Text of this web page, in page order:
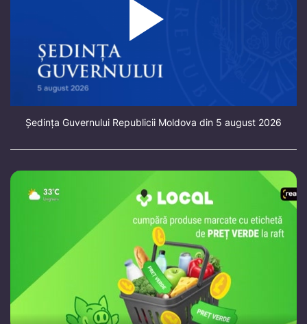
Ședința Guvernului Republicii Moldova din 5 august 2026